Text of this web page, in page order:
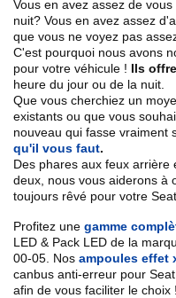
Vous en avez assez de
nuit? Vous en avez assez
que vous ne voyez pas
C'est pourquoi nous avons
pour votre véhicule ! Ils
heure du jour ou de la nuit.
Que vous cherchiez un
existants ou que vous
nouveau qui fasse vraiment
qu'il vous faut.
Des phares aux feux
deux, nous vous aiderons à
toujours rêvé pour votre Seat
Profitez une gamme
LED & Pack LED de la
00-05 . Nos ampoules effet
canbus anti-erreur pour Seat
afin de vous faciliter le choix !